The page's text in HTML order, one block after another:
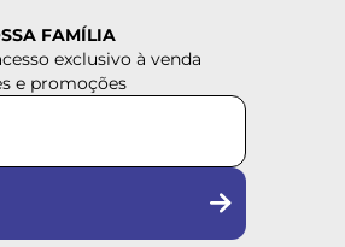
FAMÍLIA
exclusivo à venda
e promoções